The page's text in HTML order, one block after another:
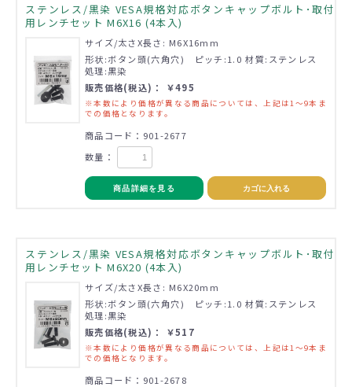
ステンレス/黒染 VESA規格対応ボタンキャップボルト･取付
用レンチセット M6X16 (4本入)
サイズ/太さX長さ: M6X16mm
形状:ボタン頭(六角穴) ピッチ:1.0 材質:ステンレス
処理:黒染
販売価格(税込)： ￥495
※本数により価格が異なる商品については、上記は1～9本ま
での価格となります。
商品コード：901-2677
数量：
商品詳細を見る カゴに入れる
ステンレス/黒染 VESA規格対応ボタンキャップボルト･取付
用レンチセット M6X20 (4本入)
サイズ/太さX長さ: M6X20mm
形状:ボタン頭(六角穴) ピッチ:1.0 材質:ステンレス
処理:黒染
販売価格(税込)： ￥517
※本数により価格が異なる商品については、上記は1～9本ま
での価格となります。
商品コード：901-2678